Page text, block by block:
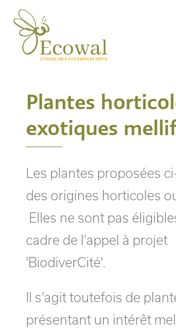
Plantes
exotiques
Les plantes proposées
des origines horticoles
Elles ne sont pas
cadre de l’appel à projet
'BiodiverCité'.
Il s’agit toutefois de
présentant un intérêt